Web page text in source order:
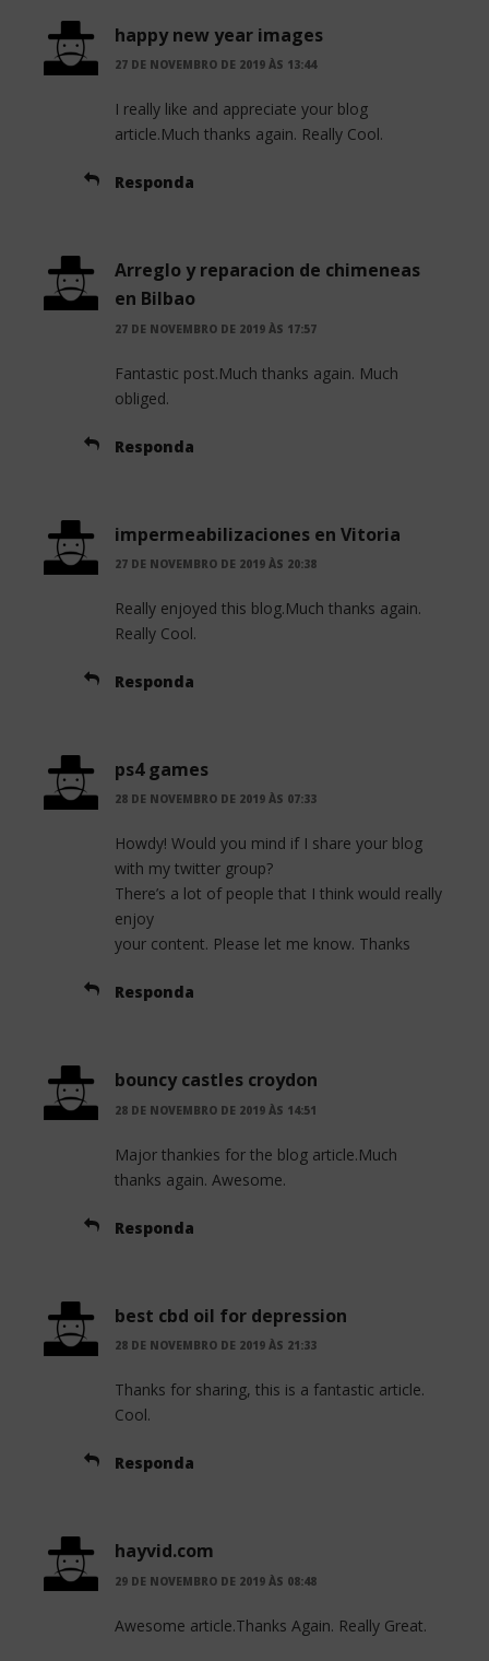
happy new year images
27 DE NOVEMBRO DE 2019 ÀS 13:44
I really like and appreciate your blog
article.Much thanks again. Really Cool.
Responda
Arreglo y reparacion de chimeneas
en Bilbao
27 DE NOVEMBRO DE 2019 ÀS 17:57
Fantastic post.Much thanks again. Much
obliged.
Responda
impermeabilizaciones en Vitoria
27 DE NOVEMBRO DE 2019 ÀS 20:38
Really enjoyed this blog.Much thanks again.
Really Cool.
Responda
ps4 games
28 DE NOVEMBRO DE 2019 ÀS 07:33
Howdy! Would you mind if I share your blog
with my twitter group?
There’s a lot of people that I think would really
enjoy
your content. Please let me know. Thanks
Responda
bouncy castles croydon
28 DE NOVEMBRO DE 2019 ÀS 14:51
Major thankies for the blog article.Much
thanks again. Awesome.
Responda
best cbd oil for depression
28 DE NOVEMBRO DE 2019 ÀS 21:33
Thanks for sharing, this is a fantastic article.
Cool.
Responda
hayvid.com
29 DE NOVEMBRO DE 2019 ÀS 08:48
Awesome article.Thanks Again. Really Great.